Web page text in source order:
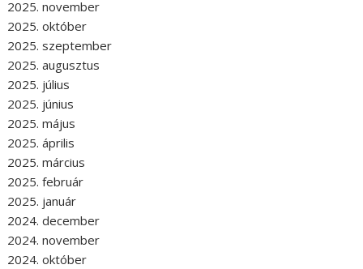
2025. november
2025. október
2025. szeptember
2025. augusztus
2025. július
2025. június
2025. május
2025. április
2025. március
2025. február
2025. január
2024. december
2024. november
2024. október